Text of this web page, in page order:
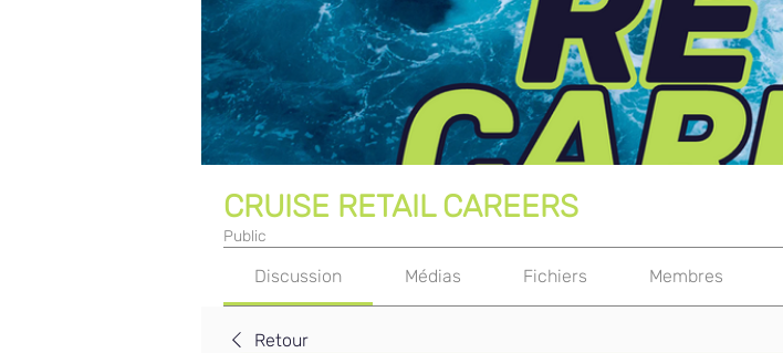
CRUISE RETAIL CAREERS
Public
Discussion Médias Fichiers Membres
Retour